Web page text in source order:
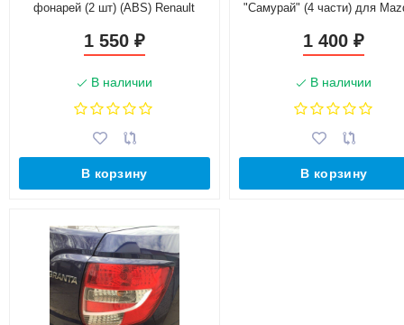
фонарей (2 шт) (ABS) Renault
1 550 ₽
В наличии
В корзину
"Самурай" (4 части) для
1 400₽
В наличии
В корзину